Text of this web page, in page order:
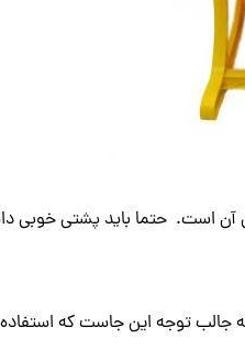
است. حتما باید پشتی خوبی
توجه این جاست که استفاده